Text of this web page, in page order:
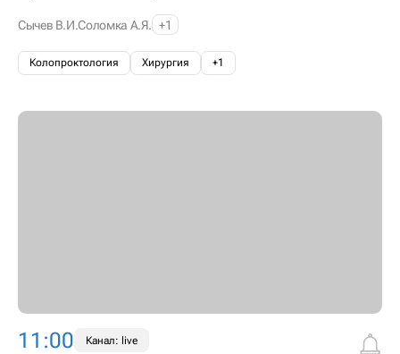
Сычев В.И.Соломка А.Я. +1
Колопроктология Хирургия +1
11:00 Канал: live